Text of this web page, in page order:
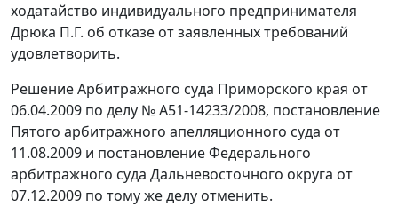
ходатайство индивидуального предпринимателя
Дрюка П.Г. об отказе от заявленных требований
удовлетворить.
Решение Арбитражного суда Приморского края от
06.04.2009 по делу № А51-14233/2008, постановление
Пятого арбитражного апелляционного суда от
11.08.2009 и постановление Федерального
арбитражного суда Дальневосточного округа от
07.12.2009 по тому же делу отменить.